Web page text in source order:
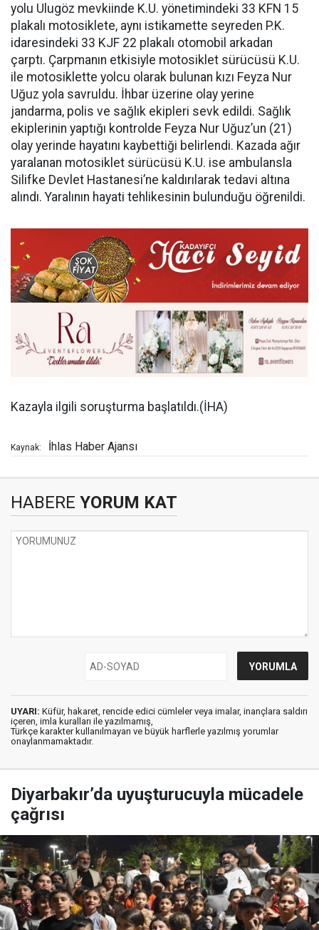
yolu Ulugöz mevkiinde K.U. yönetimindeki 33 KFN 15
plakalı motosiklete, aynı istikamette seyreden P.K.
idaresindeki 33 KJF 22 plakalı otomobil arkadan
çarptı. Çarpmanın etkisiyle motosiklet sürücüsü K.U.
ile motosiklette yolcu olarak bulunan kızı Feyza Nur
Uğuz yola savruldu. İhbar üzerine olay yerine
jandarma, polis ve sağlık ekipleri sevk edildi. Sağlık
ekiplerinin yaptığı kontrolde Feyza Nur Uğuz’un (21)
olay yerinde hayatını kaybettiği belirlendi. Kazada ağır
yaralanan motosiklet sürücüsü K.U. ise ambulansla
Silifke Devlet Hastanesi’ne kaldırılarak tedavi altına
alındı. Yaralının hayati tehlikesinin bulunduğu öğrenildi.
Kazayla ilgili soruşturma başlatıldı.(İHA)
Kaynak: İhlas Haber Ajansı
HABERE YORUM KAT
UYARI: Küfür, hakaret, rencide edici cümleler veya imalar, inançlara saldırı
içeren, imla kuralları ile yazılmamış,
Türkçe karakter kullanılmayan ve büyük harflerle yazılmış yorumlar
onaylanmamaktadır.
Diyarbakır’da uyuşturucuyla mücadele
çağrısı